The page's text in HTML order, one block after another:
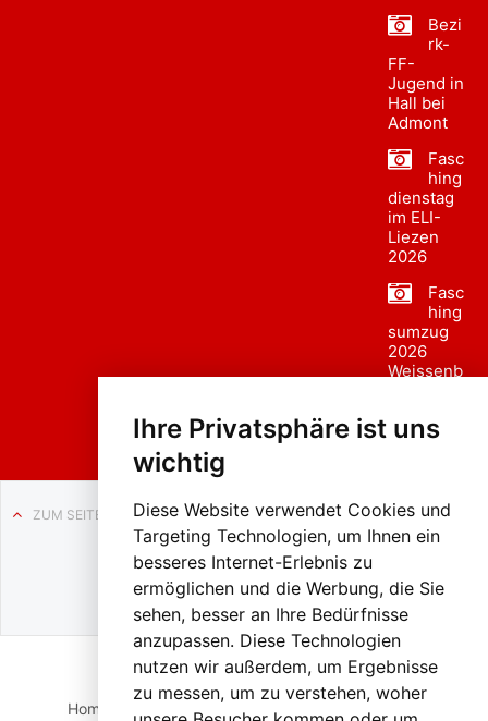
Ihre Privatsphäre ist uns
wichtig
Diese Website verwendet Cookies und
Targeting Technologien, um Ihnen ein
besseres Internet-Erlebnis zu
ermöglichen und die Werbung, die Sie
sehen, besser an Ihre Bedürfnisse
anzupassen. Diese Technologien
nutzen wir außerdem, um Ergebnisse
zu messen, um zu verstehen, woher
Bezi
rk-
FF-
Jugend in
Hall bei
Admont
Fasc
hing
dienstag
im ELI-
Liezen
2026
Fasc
hing
sumzug
2026
Weissenb
ZUM SEITENANFANG
Auf BLO24.at werben?
+43 (0)664 2226600
Home Login Impressum Datenschutz